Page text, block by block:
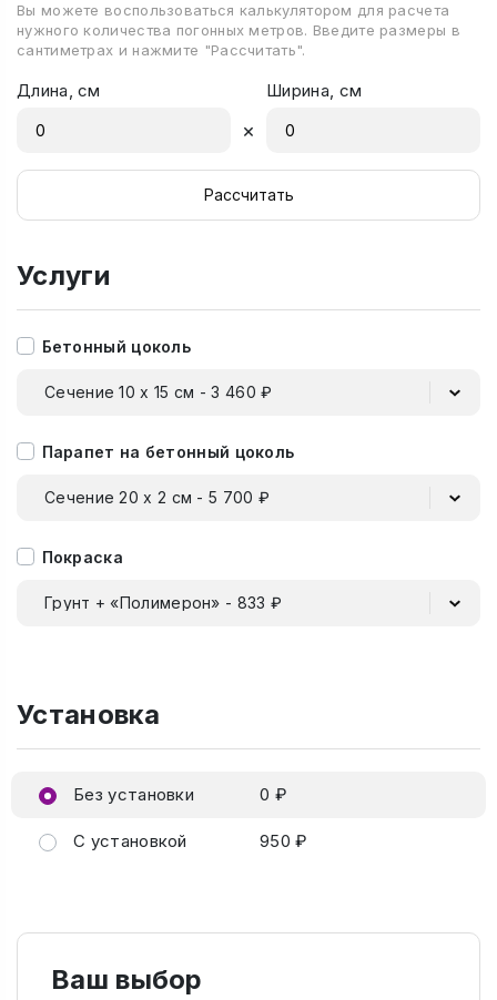
Вы можете воспользоваться калькулятором для расчета
нужного количества погонных метров. Введите размеры в
сантиметрах и нажмите "Рассчитать".
Длина, см
×
Ширина, см
Рассчитать
Услуги
Бетонный цоколь
Сечение 10 х 15 см - 3 460 ₽
Парапет на бетонный цоколь
Сечение 20 х 2 см - 5 700 ₽
Покраска
Грунт + «Полимерон» - 833 ₽
Установка
Без установки 0 ₽
С установкой 950 ₽
Ваш выбор